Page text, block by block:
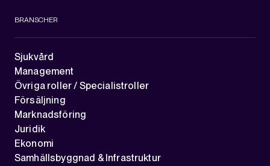
BRANSCHER
Sjukvård
Management
Övriga roller / Specialistroller
Försäljning
Marknadsföring
Juridik
Ekonomi
Samhällsbyggnad & Infrastruktur